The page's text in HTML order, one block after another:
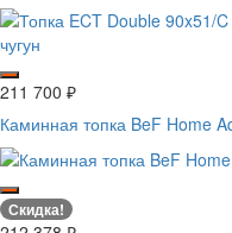
211 700 ₽
Каминная топка BeF Home
Скидка!